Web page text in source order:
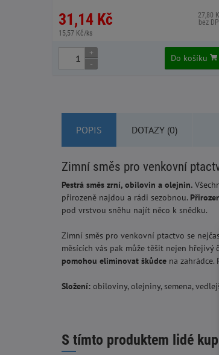
31,14 Kč
15,57 Kč/ks
27,80
bez
+
-
Do košíku
POPIS DOTAZY (0)
Zimní směs pro venkovní
Pestrá směs zrní, obilovin a olejnin.
přirozeně najdou a rádi sezobnou.
pod vrstvou sněhu najít něco k snědku.
Zimní směs pro venkovní ptactvo se
měsících vás pak může těšit nejen hřejivý
pomohou eliminovat škůdce na zahrádce.
Složení: obiloviny, olejniny, semena,
S tímto produktem lidé